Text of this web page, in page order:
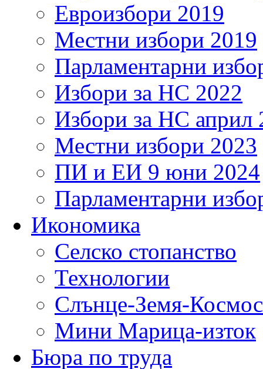
Евроизбори 2019
Местни избори 2019
Парламентарни
Избори за НС 2022
Избори за НС април
Местни избори 2023
ПИ и ЕИ 9 юни 2024
Парламентарни
Икономика
Селско стопанство
Технологии
Слънце-Земя-Космос
Мини Марица-изток
Бюра по труда